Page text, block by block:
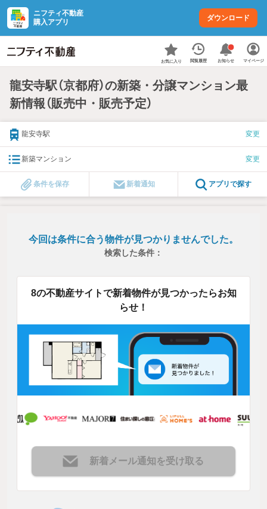
ニフティ不動産
購入アプリ
ダウンロード
お気に入り 閲覧履歴 お知らせ マイページ
龍安寺駅（京都府）の新築・分譲マンション最
新情報（販売中・販売予定）
龍安寺駅 変更
新築マンション 変更
条件を保存 新着通知 アプリで探す
今回は条件に合う物件が見つかりませんでした。
検索した条件：
8の不動産サイトで新着物件が見つかったらお知
らせ！
新着メール通知を受け取る